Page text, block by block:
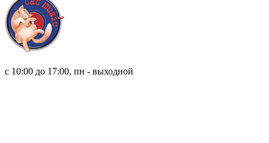
с 10:00 до 17:00, пн - выходной